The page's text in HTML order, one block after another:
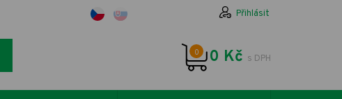
Přihlásit
0 0 Kč s DPH